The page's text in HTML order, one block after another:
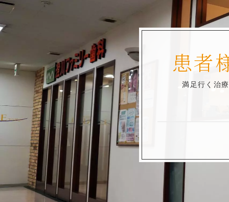
患者
満足行く治